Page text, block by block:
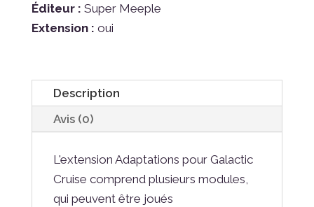
Éditeur : Super Meeple
Extension : oui
Description
Avis (0)
L'extension Adaptations pour Galactic
Cruise comprend plusieurs modules,
qui peuvent être joués